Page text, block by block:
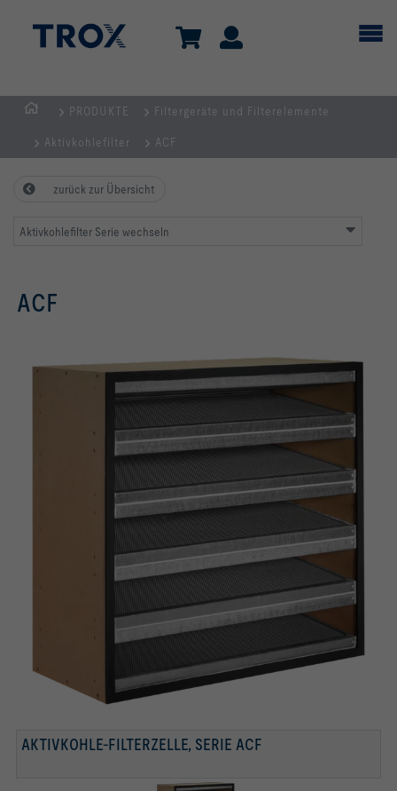
PRODUKTE Filtergeräte und Filterelemente
Aktivkohlefilter ACF
zurück zur Übersicht
Aktivkohlefilter Serie wechseln
ACF
AKTIVKOHLE-FILTERZELLE, SERIE ACF